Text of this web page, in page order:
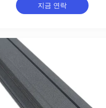
지금 연락